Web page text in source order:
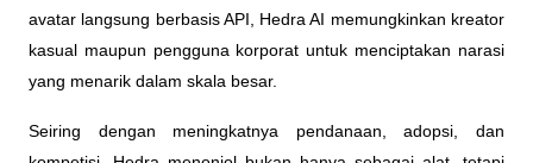
avatar langsung berbasis API, Hedra AI memungkinkan kreator
kasual maupun pengguna korporat untuk menciptakan narasi
yang menarik dalam skala besar.
Seiring dengan meningkatnya pendanaan, adopsi, dan